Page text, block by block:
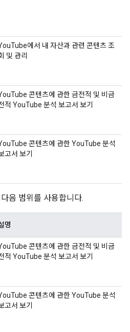
에서 내 자산과 관련 콘텐츠 조
및 관리
콘텐츠에 관한 금전적 및 비금
적 YouTube 분석 보고서 보기
콘텐츠에 관한 YouTube 분석
고서 보기
음 범위를 사용합니다.
명
콘텐츠에 관한 금전적 및 비금
적 YouTube 분석 보고서 보기
콘텐츠에 관한 YouTube 분석
고서 보기